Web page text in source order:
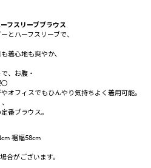
フスリーブブラウス
とハーフスリーブで、
着心地も爽やか、
、お腹・
オフィスでもひんやり気持ちよく着用可能。
番ブラウス。
裾幅58cm
合がございます。